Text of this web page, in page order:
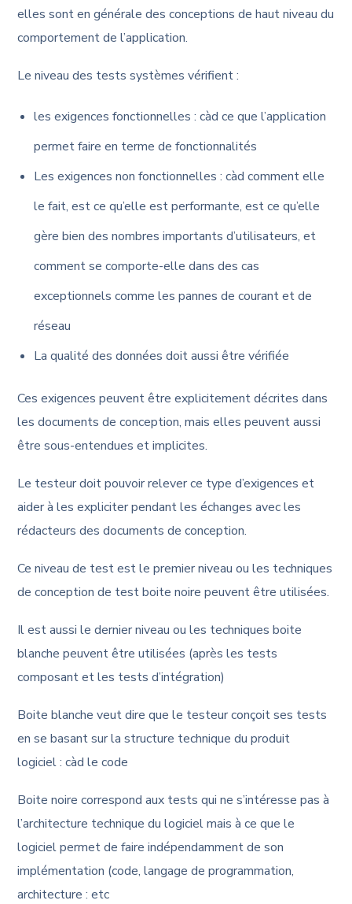
elles sont en générale des conceptions de haut niveau du
comportement de l’application.
Le niveau des tests systèmes vérifient :
les exigences fonctionnelles : càd ce que l’application
permet faire en terme de fonctionnalités
Les exigences non fonctionnelles : càd comment elle
le fait, est ce qu’elle est performante, est ce qu’elle
gère bien des nombres importants d’utilisateurs, et
comment se comporte-elle dans des cas
exceptionnels comme les pannes de courant et de
réseau
La qualité des données doit aussi être vérifiée
Ces exigences peuvent être explicitement décrites dans
les documents de conception, mais elles peuvent aussi
être sous-entendues et implicites.
Le testeur doit pouvoir relever ce type d’exigences et
aider à les expliciter pendant les échanges avec les
rédacteurs des documents de conception.
Ce niveau de test est le premier niveau ou les techniques
de conception de test boite noire peuvent être utilisées.
Il est aussi le dernier niveau ou les techniques boite
blanche peuvent être utilisées (après les tests
composant et les tests d’intégration)
Boite blanche veut dire que le testeur conçoit ses tests
en se basant sur la structure technique du produit
logiciel : càd le code
Boite noire correspond aux tests qui ne s’intéresse pas à
l’architecture technique du logiciel mais à ce que le
logiciel permet de faire indépendamment de son
implémentation (code, langage de programmation,
architecture : etc